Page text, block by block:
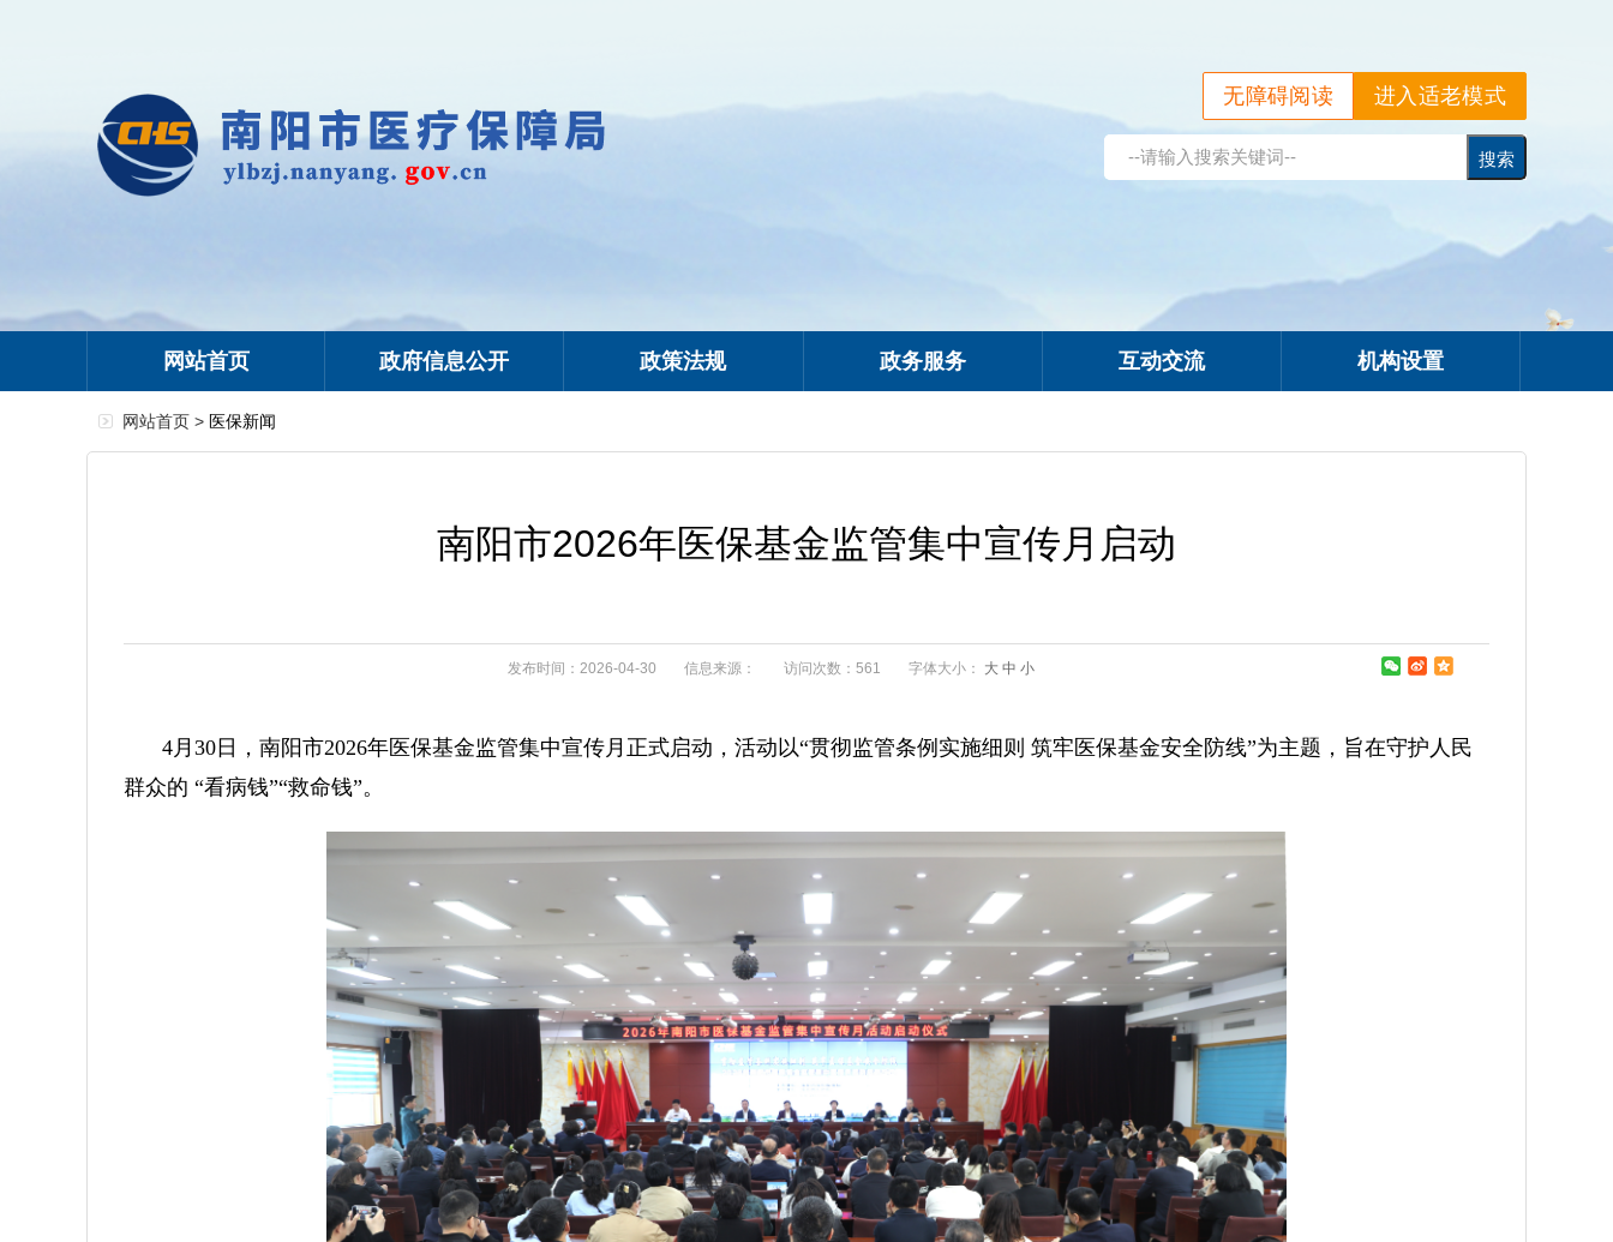
进入适老模式
无障碍阅读
网站首页 政府信息公开 政策法规 政务服务 互动交流 机构设置
网站首页 > 医保新闻
南阳市2026年医保基金监管集中宣传月启动
发布时间：2026-04-30 信息来源： 访问次数：561 字体大小： 大 中 小
4月30日，南阳市2026年医保基金监管集中宣传月正式启动，活动以“贯彻监管条例实施细则 筑牢医保基金安全防线”为主题，旨在守护人民
群众的 “看病钱”“救命钱”。